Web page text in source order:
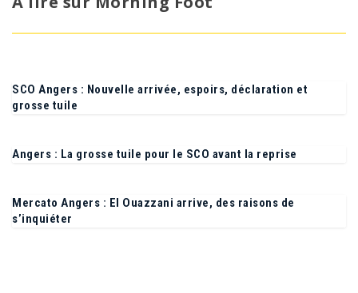
À lire sur Morning Foot
SCO Angers : Nouvelle arrivée, espoirs, déclaration et
grosse tuile
Angers : La grosse tuile pour le SCO avant la reprise
Mercato Angers : El Ouazzani arrive, des raisons de
s’inquiéter